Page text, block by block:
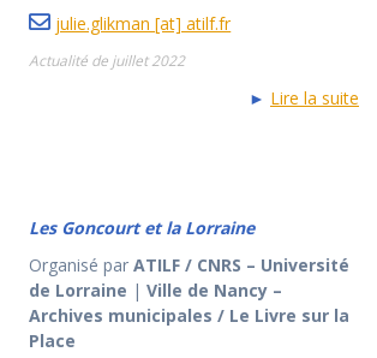
julie.glikman [at] atilf.fr
Actualité de juillet 2022
► Lire la suite
Les Goncourt et la Lorraine
Organisé parATILF / CNRS – Université
de Lorraine |Ville de Nancy –
Archives municipales / Le Livre sur la
Place